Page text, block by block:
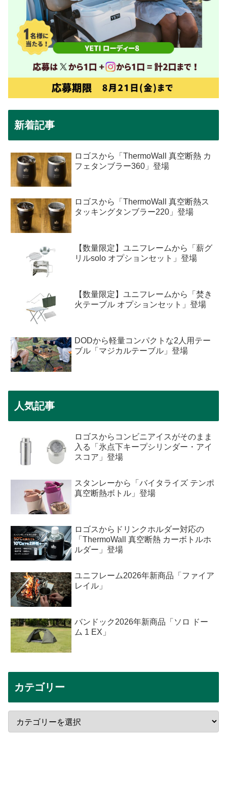
新着記事
ロゴスから「ThermoWall 真空断熱 カ
フェタンブラー360」登場
ロゴスから「ThermoWall 真空断熱ス
タッキングタンブラー220」登場
【数量限定】ユニフレームから「薪グ
リルsolo オプションセット」登場
【数量限定】ユニフレームから「焚き
火テーブル オプションセット」登場
DODから軽量コンパクトな2人用テー
ブル「マジカルテーブル」登場
人気記事
ロゴスからコンビニアイスがそのまま
入る「氷点下キープシリンダー・アイ
スコア」登場
スタンレーから「バイタライズ テンポ
真空断熱ボトル」登場
ロゴスからドリンクホルダー対応の
「ThermoWall 真空断熱 カーボトルホ
ルダー」登場
ユニフレーム2026年新商品「ファイア
レイル」
バンドック2026年新商品「ソロ ドー
ム 1 EX」
カテゴリー